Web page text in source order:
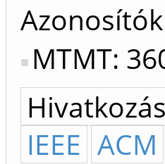
Azonosítók
MTMT:
IEEE ACM